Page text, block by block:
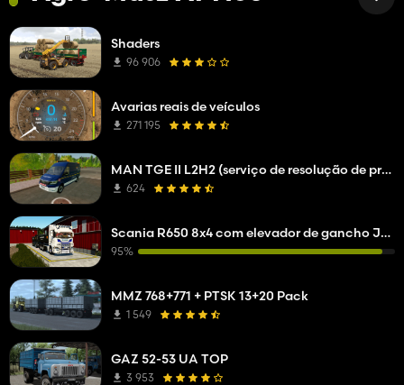
Shaders
96 906
Avarias reais de veículos
271 195
MAN TGE II L2H2 (serviço de resolução de problemas da empresa de rede)
624
Scania R650 8x4 com elevador de gancho Joab
95%
MMZ 768+771 + PTSK 13+20 Pack
1 549
GAZ 52-53 UA TOP
3 953